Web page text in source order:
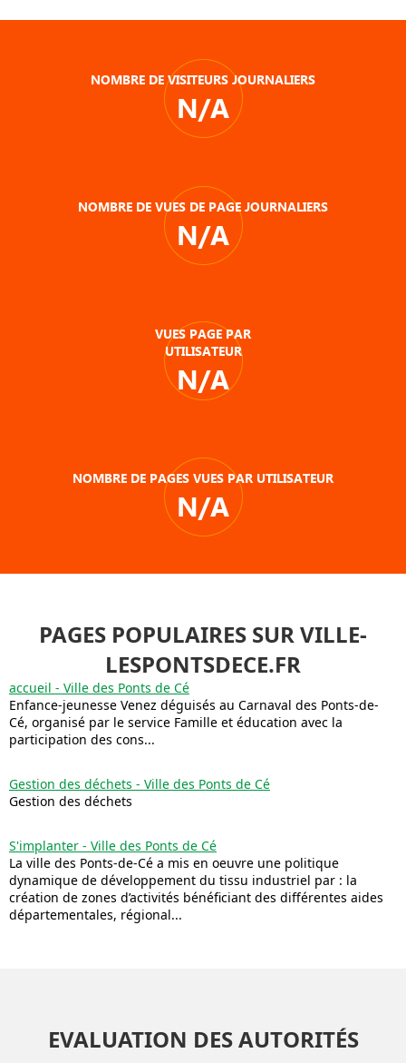
NOMBRE DE VISITEURS JOURNALIERS
N/A
NOMBRE DE VUES DE PAGE JOURNALIERS
N/A
VUES PAGE PAR
UTILISATEUR
N/A
NOMBRE DE PAGES VUES PAR UTILISATEUR
N/A
PAGES POPULAIRES SUR VILLE-
LESPONTSDECE.FR
accueil - Ville des Ponts de Cé
Enfance-jeunesse Venez déguisés au Carnaval des Ponts-de-
Cé, organisé par le service Famille et éducation avec la
participation des cons...
Gestion des déchets - Ville des Ponts de Cé
Gestion des déchets
S'implanter - Ville des Ponts de Cé
La ville des Ponts-de-Cé a mis en oeuvre une politique
dynamique de développement du tissu industriel par : la
création de zones d’activités bénéficiant des différentes aides
départementales, régional...
EVALUATION DES AUTORITÉS